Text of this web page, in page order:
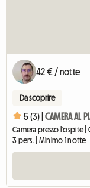
42 € / notte
Da scoprire
5 (3) | CAMERA AL
Camera presso l'ospite
3 pers. | Minimo 1 notte